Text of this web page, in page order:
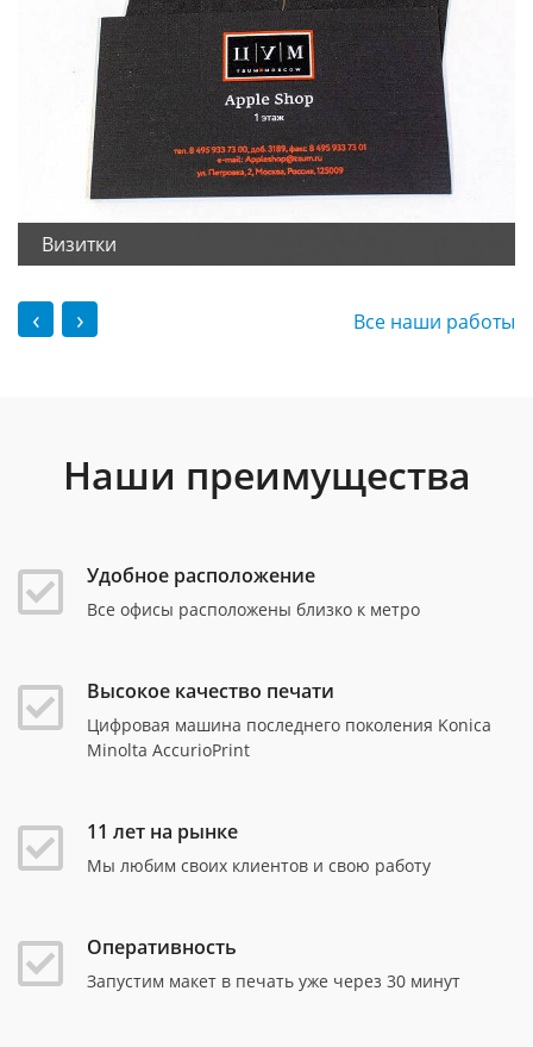
Визитки
‹ › Все наши работы
Наши преимущества
Удобное расположение
Все офисы расположены близко к метро
Высокое качество печати
Цифровая машина последнего поколения Konica
Minolta AccurioPrint
11 лет на рынке
Мы любим своих клиентов и свою работу
Оперативность
Запустим макет в печать уже через 30 минут